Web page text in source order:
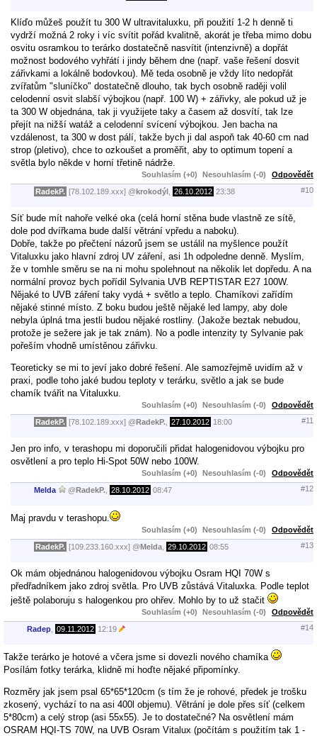
Klíďo můžeš použít tu 300 W ultravitaluxku, při použití 1-2 h denně ti
vydrží možná 2 roky i víc svítit pořád kvalitně, akorát je třeba mimo dobu
osvitu osramkou to terárko dostatečně nasvítit (intenzivně) a dopřát
možnost bodového vyhřátí i jindy během dne (např. vaše řešení dosvit
zářivkami a lokálně bodovkou). Mě teda osobně je vždy líto nedopřát
zvířatům "sluníčko" dostatečně dlouho, tak bych osobně raději volil
celodenní osvit slabší výbojkou (např. 100 W) + zářivky, ale pokud už je
ta 300 W objednána, tak ji využijete taky a časem až dosvítí, tak lze
přejít na nižší watáž a celodenní svícení výbojkou. Jen bacha na
vzdálenost, ta 300 w dost pálí, takže bych ji dal aspoň tak 40-60 cm nad
strop (pletivo), chce to ozkoušet a proměřit, aby to optimum topení a
světla bylo někde v horní třetině nádrže.
Souhlasím (+0) Nesouhlasím (-0) Odpovědět
RadekP. [78.102.189.xxx] @krokodýl 26.10.2012 23:38 #10
Síť bude mít nahoře velké oka (celá horní stěna bude vlastně ze sítě,
dole pod dvířkama bude další větrání vpředu a naboku).
Dobře, takže po přečtení názorů jsem se ustálil na myšlence použít
Vitaluxku jako hlavní zdroj UV záření, asi 1h odpoledne denně. Myslím,
že v tomhle směru se na ni mohu spolehnout na několik let dopředu. A na
normální provoz bych pořídil Sylvania UVB REPTISTAR E27 100W.
Nějaké to UVB záření taky vydá + světlo a teplo. Chamíkovi zařídím
nějaké stinné místo. Z boku budou ještě nějaké led lampy, aby dole
nebyla úplná tma jestli budou nějaké rostliny. (Jakože beztak nebudou,
protože je sežere jak je tak znám). No a podle intenzity ty Sylvanie pak
pořeším vhodně umístěnou zářivku.
Teoreticky se mi to jeví jako dobré řešení. Ale samozřejmě uvidím až v
praxi, podle toho jaké budou teploty v terárku, světlo a jak se bude
chamík tvářit na Vitaluxku.
Souhlasím (+0) Nesouhlasím (-0) Odpovědět
RadekP. [78.102.189.xxx] @RadekP. 27.10.2012 18:00 #11
Jen pro info, v terashopu mi doporučili přidat halogenidovou výbojku pro
osvětlení a pro teplo Hi-Spot 50W nebo 100W.
Souhlasím (+0) Nesouhlasím (-0) Odpovědět
Melda @RadekP. 28.10.2012 08:47 #12
Maj pravdu v terashopu.
Souhlasím (+0) Nesouhlasím (-0) Odpovědět
RadekP. [109.233.160.xxx] @Melda 29.10.2012 08:55 #13
Ok mám objednánou halogenidovou výbojku Osram HQI 70W s
předřadníkem jako zdroj světla. Pro UVB zůstává Vitaluxka. Podle teplot
ještě polaboruju s halogenkou pro ohřev. Mohlo by to už stačit
Souhlasím (+0) Nesouhlasím (-0) Odpovědět
Radep 09.11.2012 12:19 #14
Takže terárko je hotové a včera jsme si dovezli nového chamíka
Posílám fotky terárka, klidně mi hoďte nějaké připomínky.
Rozměry jak jsem psal 65*65*120cm (s tím že je rohové, předek je trošku
zkosený, vychází to na asi 400l objemu). Větrání je dole přes síť (celkem
5*80cm) a celý strop (asi 55x55). Je to dostatečné? Na osvětlení mám
OSRAM HQI-TS 70W, na UVB Osram Vitalux (počítám s použitím tak 1 -